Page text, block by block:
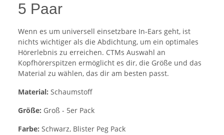
5 Paar
Wenn es um universell einsetzbare In-Ears geht, ist
nichts wichtiger als die Abdichtung, um ein optimales
Hörerlebnis zu erreichen. CTMs Auswahl an
Kopfhörerspitzen ermöglicht es dir, die Größe und das
Material zu wählen, das dir am besten passt.
Material: Schaumstoff
Größe: Groß - 5er Pack
Farbe: Schwarz, Blister Peg Pack